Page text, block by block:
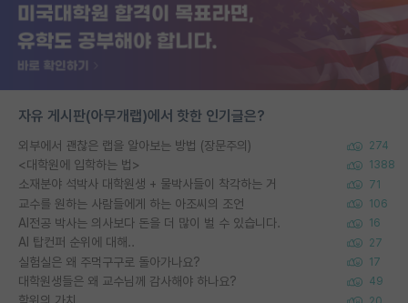
자유 게시판(아무개랩)에서 핫한 인기글은?
외부에서 괜찮은 랩을 알아보는 방법 (장문주의) 274
<대학원에 입학하는 법> 1388
소재분야 석박사 대학원생 + 물박사들이 착각하는 거 71
교수를 원하는 사람들에게 하는 아조씨의 조언 106
AI전공 박사는 의사보다 돈을 더 많이 벌 수 있습니다. 16
AI 탑컨퍼 순위에 대해.. 27
실험실은 왜 주먹구구로 돌아가나요? 17
대학원생들은 왜 교수님께 감사해야 하나요? 49